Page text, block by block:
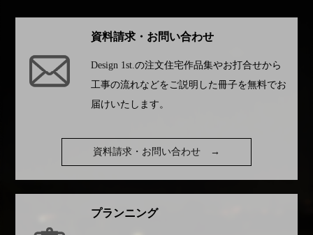
資料請求・お問い合わせ
Design 1st.の注文住宅作品集やお打合せから
工事の流れなどをご説明した冊子を無料でお
届けいたします。
資料請求・お問い合わせ →
プランニング